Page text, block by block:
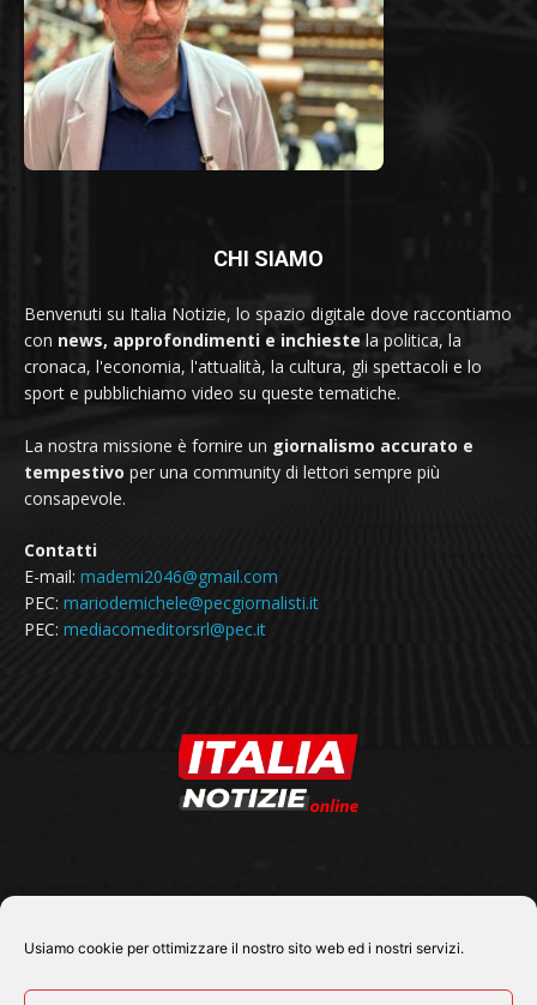
Usiamo cookie per ottimizzare il nostro sito web ed i nostri servizi.
CHI SIAMO
Benvenuti su Italia Notizie, lo spazio digitale dove raccontiamo
con news, approfondimenti e inchieste la politica, la
cronaca, l'economia, l'attualità, la cultura, gli spettacoli e lo
sport e pubblichiamo video su queste tematiche.
La nostra missione è fornire un giornalismo accurato e
tempestivo per una community di lettori sempre più
consapevole.
Contatti
E-mail: mademi2046@gmail.com
PEC: mariodemichele@pecgiornalisti.it
PEC: mediacomeditorsrl@pec.it